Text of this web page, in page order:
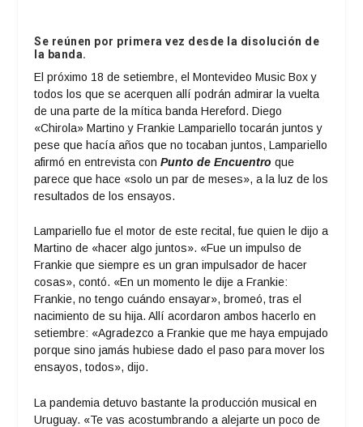
Se reúnen por primera vez desde la disolución de
la banda.
El próximo 18 de setiembre, el Montevideo Music Box y
todos los que se acerquen allí podrán admirar la vuelta
de una parte de la mítica banda Hereford. Diego
«Chirola» Martino y Frankie Lampariello tocarán juntos y
pese que hacía años que no tocaban juntos, Lampariello
afirmó en entrevista conPunto de Encuentro que
parece que hace «solo un par de meses», a la luz de los
resultados de los ensayos.
Lampariello fue el motor de este recital, fue quien le dijo a
Martino de «hacer algo juntos». «Fue un impulso de
Frankie que siempre es un gran impulsador de hacer
cosas», contó. «En un momento le dije a Frankie:
Frankie, no tengo cuándo ensayar», bromeó, tras el
nacimiento de su hija. Allí acordaron ambos hacerlo en
setiembre: «Agradezco a Frankie que me haya empujado
porque sino jamás hubiese dado el paso para mover los
ensayos, todos», dijo.
La pandemia detuvo bastante la producción musical en
Uruguay. «Te vas acostumbrando a alejarte un poco de